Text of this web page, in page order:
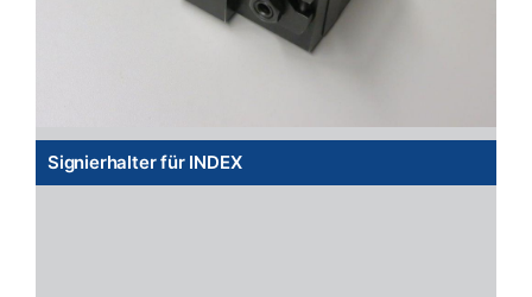
Signierhalter für INDEX